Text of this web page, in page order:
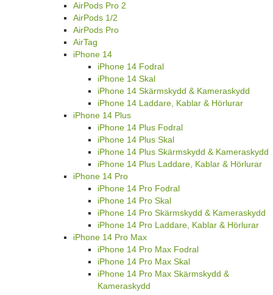
AirPods Pro 2
AirPods 1/2
AirPods Pro
AirTag
iPhone 14
iPhone 14 Fodral
iPhone 14 Skal
iPhone 14 Skärmskydd & Kameraskydd
iPhone 14 Laddare, Kablar & Hörlurar
iPhone 14 Plus
iPhone 14 Plus Fodral
iPhone 14 Plus Skal
iPhone 14 Plus Skärmskydd & Kameraskydd
iPhone 14 Plus Laddare, Kablar & Hörlurar
iPhone 14 Pro
iPhone 14 Pro Fodral
iPhone 14 Pro Skal
iPhone 14 Pro Skärmskydd & Kameraskydd
iPhone 14 Pro Laddare, Kablar & Hörlurar
iPhone 14 Pro Max
iPhone 14 Pro Max Fodral
iPhone 14 Pro Max Skal
iPhone 14 Pro Max Skärmskydd &
Kameraskydd